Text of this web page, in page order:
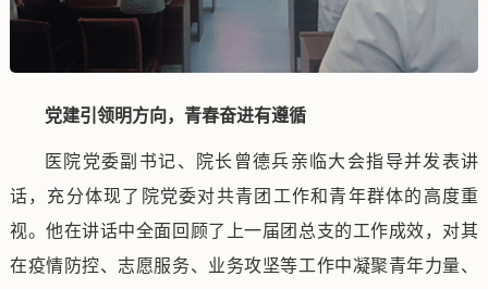
党建引领明方向，青春奋进有遵循
医院党委副书记、院长曾德兵亲临大会指导并发表讲
话，充分体现了院党委对共青团工作和青年群体的高度重
视。他在讲话中全面回顾了上一届团总支的工作成效，对其
在疫情防控、志愿服务、业务攻坚等工作中凝聚青年力量、